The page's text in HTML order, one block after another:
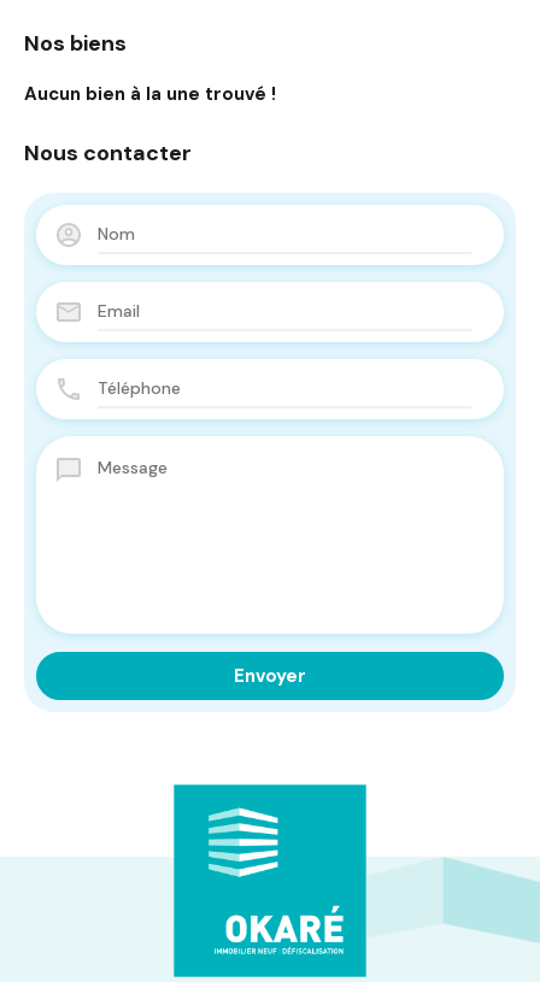
Nos biens
Aucun bien à la une trouvé !
Nous contacter